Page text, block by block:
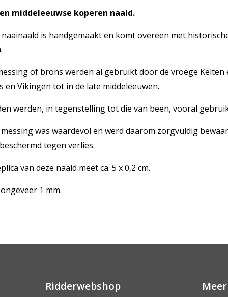
middeleeuwse koperen naald.
naainaald is handgemaakt en komt overeen met
of brons werden al gebruikt door de vroege
en Vikingen tot in de late middeleeuwen.
werden, in tegenstelling tot die van been, vooral
was waardevol en werd daarom zorgvuldig
tegen verlies.
van deze naald meet ca. 5 x 0,2 cm.
1 mm.
Ridderwebshop